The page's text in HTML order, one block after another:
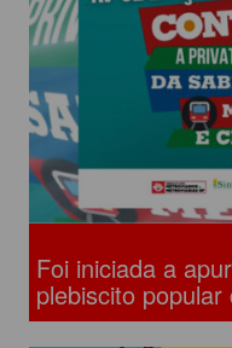
Foi iniciada a
plebiscito